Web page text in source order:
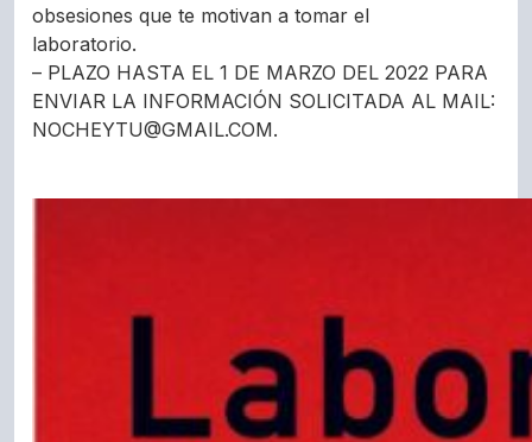
obsesiones que te motivan a tomar el
laboratorio.
– PLAZO HASTA EL 1 DE MARZO DEL 2022 PARA
ENVIAR LA INFORMACIÓN SOLICITADA AL MAIL:
NOCHEYTU@GMAIL.COM.